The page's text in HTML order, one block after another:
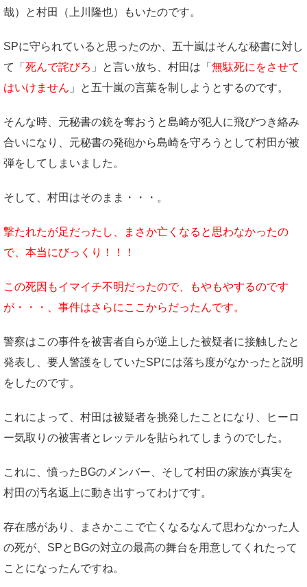
哉）と村田（上川隆也）もいたのです。
SPに守られていると思ったのか、五十嵐はそんな秘書に対し
て「 死んで詫びろ 」と言い放ち、村田は「 無駄死にをさせて
はいけません 」と五十嵐の言葉を制しようとするのです。
そんな時、元秘書の銃を奪おうと島崎が犯人に飛びつき絡み
合いになり、元秘書の発砲から島崎を守ろうとして村田が被
弾をしてしまいました。
そして、村田はそのまま・・・。
撃たれたが足だったし、まさか亡くなると思わなかったの
で、本当にびっくり！！！
この死因もイマイチ不明だったので、もやもやするのです
が・・・、事件はさらにここからだったんです。
警察はこの事件を被害者自らが逆上した被疑者に接触したと
発表し、要人警護をしていたSPには落ち度がなかったと説明
をしたのです。
これによって、村田は被疑者を挑発したことになり、ヒーロ
ー気取りの被害者とレッテルを貼られてしまうのでした。
これに、憤ったBGのメンバー、そして村田の家族が真実を
村田の汚名返上に動き出すってわけです。
存在感があり、まさかここで亡くなるなんて思わなかった人
の死が、SPとBGの対立の最高の舞台を用意してくれたって
ことになったんですね。